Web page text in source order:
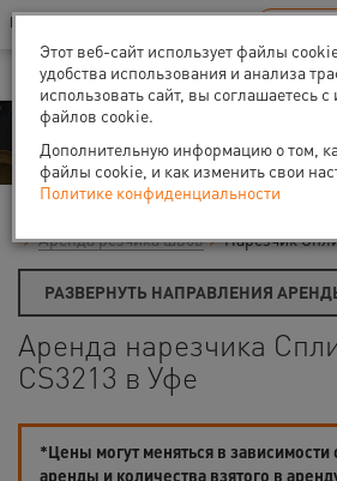
Ваш город:Уфа
В Вашем регионе нет наших офисов
Аренда
Аренда резчика швов
Нарезчик
РАЗВЕРНУТЬ НАПРАВЛЕНИЯ
Аренда нарезчика
CS3213 в Уфе
*Цены могут меняться в зависимости
аренды и количества взятого в
Этот веб-сайт использует файлы
удобства использования и анализа
использовать сайт, вы соглашаетесь
файлов cookie.
Дополнительную информацию о том,
файлы cookie, и как изменить свои
Политике конфиденциальности